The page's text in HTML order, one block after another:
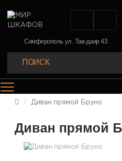
Симферополь ул. Тав-даир 43
Диван прямой Бруно
Диван прямой